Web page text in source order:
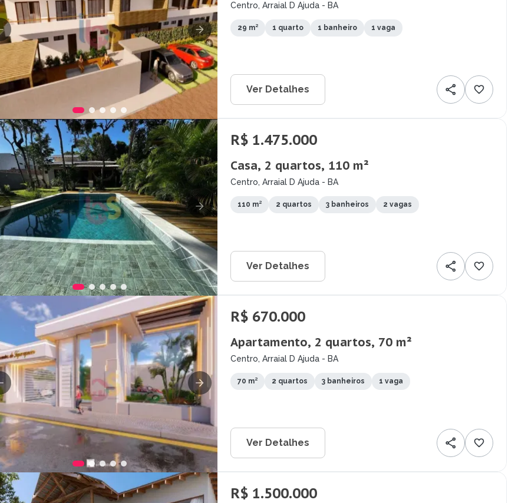
Centro, Arraial D Ajuda - BA
29 m² 1 quarto 1 banheiro 1 vaga
Ver Detalhes
R$ 1.475.000
Casa, 2 quartos, 110 m²
Centro, Arraial D Ajuda - BA
110 m² 2 quartos 3 banheiros 2 vagas
Ver Detalhes
R$ 670.000
Apartamento, 2 quartos, 70 m²
Centro, Arraial D Ajuda - BA
70 m² 2 quartos 3 banheiros 1 vaga
Ver Detalhes
R$ 1.500.000